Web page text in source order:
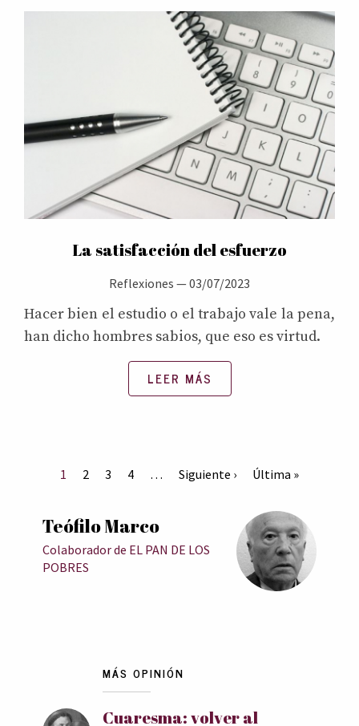
La satisfacción del esfuerzo
Reflexiones —03/07/2023
Hacer bien el estudio o el trabajo vale la pena,
han dicho hombres sabios, que eso es virtud.
LEER MÁS
1 2 3 4 … Siguiente › Última »
Teófilo Marco
Colaborador de EL PAN DE LOS
POBRES
MÁS OPINIÓN
Cuaresma: volver al